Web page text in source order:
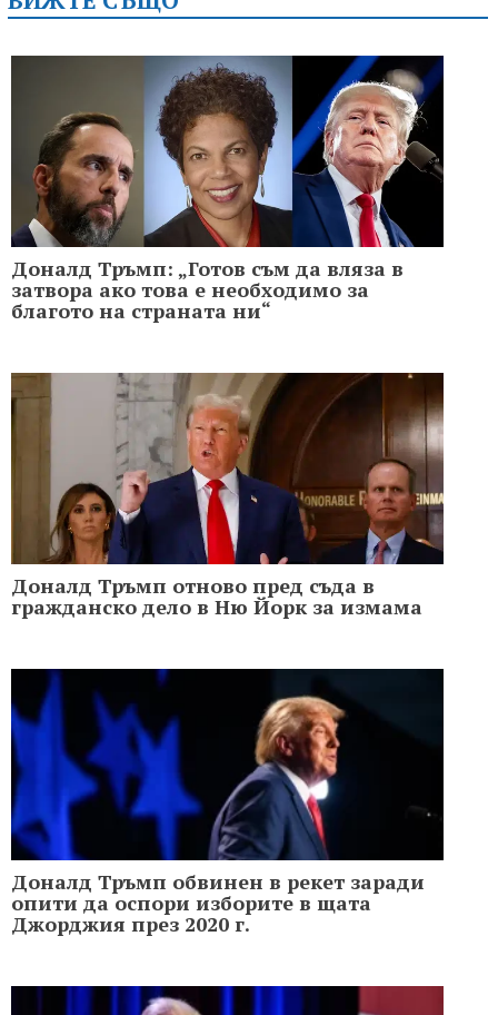
Доналд Тръмп: „Готов съм да вляза в
затвора ако това е необходимо за
благото на страната ни“
Доналд Тръмп отново пред съда в
гражданско дело в Ню Йорк за измама
Доналд Тръмп обвинен в рекет заради
опити да оспори изборите в щата
Джорджия през 2020 г.